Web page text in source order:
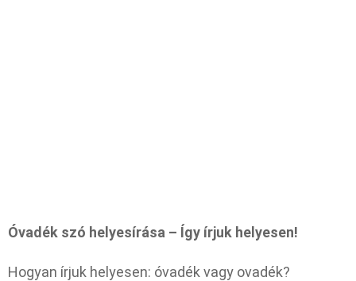
Óvadék szó helyesírása – Így írjuk helyesen!
Hogyan írjuk helyesen: óvadék vagy ovadék?